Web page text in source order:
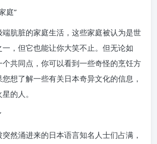
庭”
肮脏的家庭生活，这些家庭被认为是世
，但它也能让你大笑不止。但无论如
共同点，你可以看到一些奇怪的烹饪方
想了解一些有关日本奇异文化的信息，
的人。
然涌进来的日本语言知名人士们占满，